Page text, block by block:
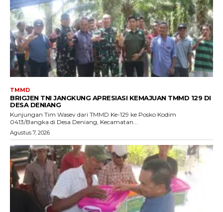
TMMD
BRIGJEN TNI JANGKUNG APRESIASI KEMAJUAN TMMD 129 DI
DESA DENIANG
Kunjungan Tim Wasev dari TMMD Ke-129 ke Posko Kodim
0413/Bangka di Desa Deniang, Kecamatan...
Agustus 7, 2026